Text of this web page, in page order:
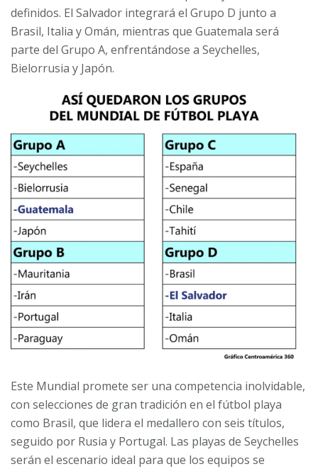
definidos. El Salvador integrará el Grupo D junto a
Brasil, Italia y Omán, mientras que Guatemala será
parte del Grupo A, enfrentándose a Seychelles,
Bielorrusia y Japón.
Este Mundial promete ser una competencia inolvidable,
con selecciones de gran tradición en el fútbol playa
como Brasil, que lidera el medallero con seis títulos,
seguido por Rusia y Portugal. Las playas de Seychelles
serán el escenario ideal para que los equipos se